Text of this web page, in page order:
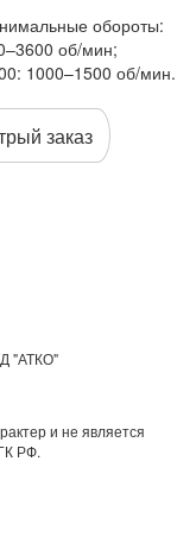
обороты:
об/мин;
1000–1500 об/мин.
заказ
"АТКО"
и не является
РФ.